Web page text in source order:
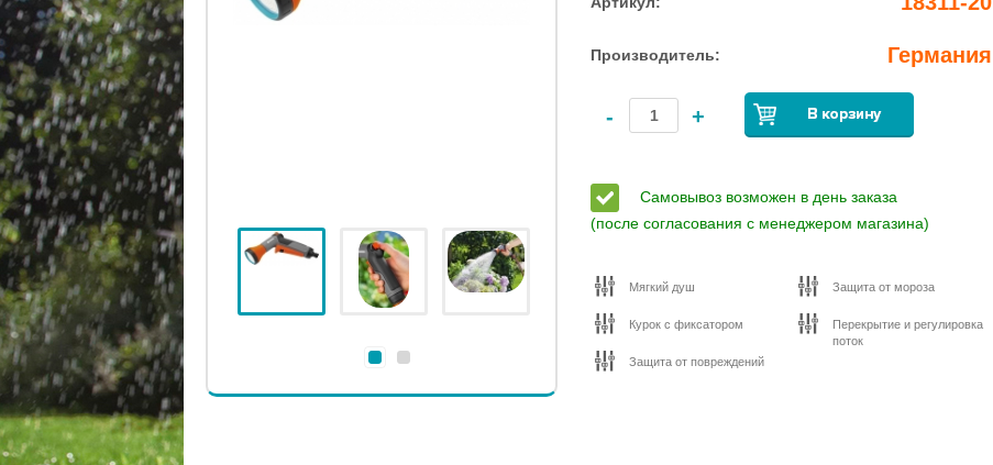
Производитель: Германия
- +
Самовывоз возможен в день заказа
(после согласования с менеджером магазина)
Мягкий душ Защита от мороза
Курок с фиксатором
Перекрытие и регулировка
поток
Защита от повреждений